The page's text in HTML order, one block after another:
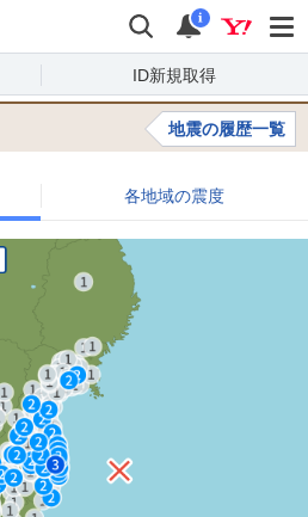
検索 通知
i
ID新規取得
地震の履歴一覧
各地域の震度